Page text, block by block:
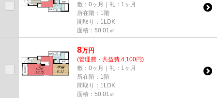
敷：0ヶ月｜礼：1ヶ月
所在階：1階
間取り：1LDK
面積：50.01㎡
8万円
(管理費・共益費 4,100円)
敷：0ヶ月｜礼：1ヶ月
所在階：1階
間取り：1LDK
面積：50.01㎡